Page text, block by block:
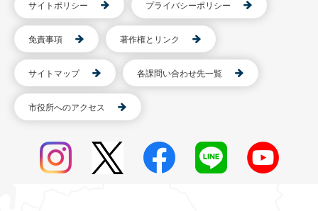
サイトポリシー プライバシーポリシー
免責事項 著作権とリンク
サイトマップ 各課問い合わせ先一覧
市役所へのアクセス